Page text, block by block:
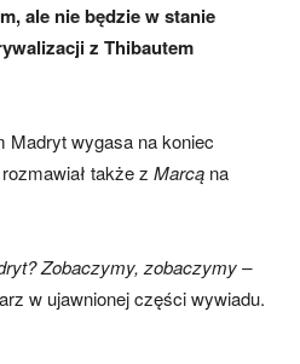
ale nie będzie w stanie
z Thibautem
Madryt wygasa na koniec
także z Marcą na
Zobaczymy, zobaczymy –
w ujawnionej części wywiadu.